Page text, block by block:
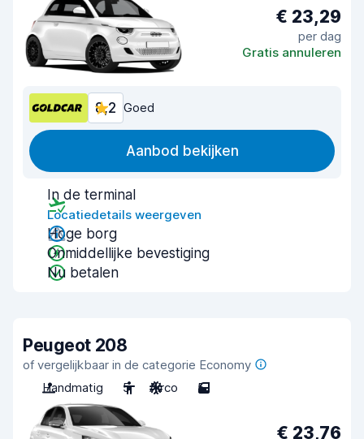
€ 23,29
per dag
Gratis annuleren
8,2 Goed
Aanbod bekijken
In de terminal
Locatiedetails weergeven
Hoge borg
Onmiddellijke bevestiging
Nu betalen
Peugeot 208
of vergelijkbaar in de categorie Economy
Handmatig
5 Airco 5
€ 23,76